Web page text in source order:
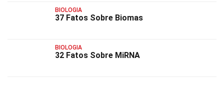
BIOLOGIA
37 Fatos Sobre Biomas
BIOLOGIA
32 Fatos Sobre MiRNA